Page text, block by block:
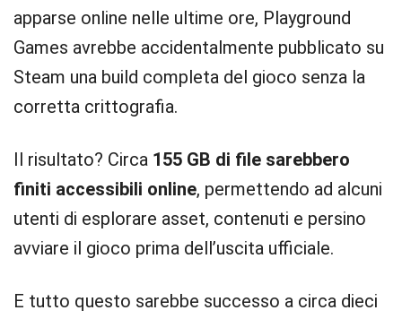
apparse online nelle ultime ore, Playground
Games avrebbe accidentalmente pubblicato su
Steam una build completa del gioco senza la
corretta crittografia.
Il risultato? Circa 155 GB di file sarebbero
finiti accessibili online, permettendo ad alcuni
utenti di esplorare asset, contenuti e persino
avviare il gioco prima dell’uscita ufficiale.
E tutto questo sarebbe successo a circa dieci